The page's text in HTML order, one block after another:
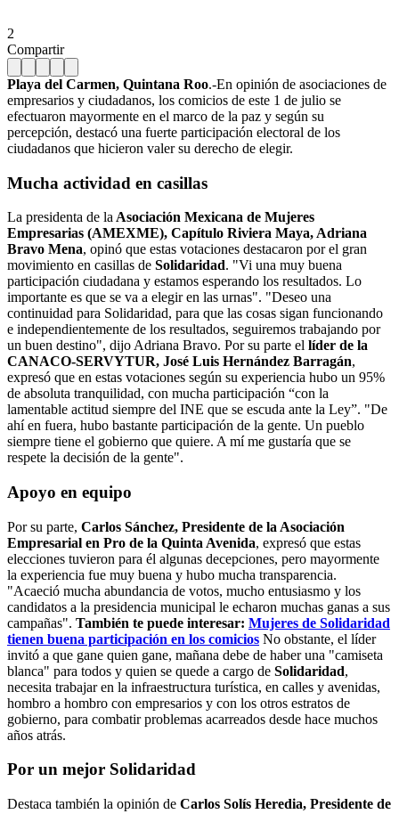
2
Compartir
Playa del Carmen, Quintana Roo.-En opinión de asociaciones de
empresarios y ciudadanos, los comicios de este 1 de julio se
efectuaron mayormente en el marco de la paz y según su
percepción, destacó una fuerte participación electoral de los
ciudadanos que hicieron valer su derecho de elegir.
Mucha actividad en casillas
La presidenta de la Asociación Mexicana de Mujeres
Empresarias (AMEXME), Capítulo Riviera Maya, Adriana
Bravo Mena, opinó que estas votaciones destacaron por el gran
movimiento en casillas de Solidaridad. "Vi una muy buena
participación ciudadana y estamos esperando los resultados. Lo
importante es que se va a elegir en las urnas". "Deseo una
continuidad para Solidaridad, para que las cosas sigan funcionando
e independientemente de los resultados, seguiremos trabajando por
un buen destino", dijo Adriana Bravo. Por su parte el líder de la
CANACO-SERVYTUR, José Luis Hernández Barragán,
expresó que en estas votaciones según su experiencia hubo un 95%
de absoluta tranquilidad, con mucha participación “con la
lamentable actitud siempre del INE que se escuda ante la Ley”. "De
ahí en fuera, hubo bastante participación de la gente. Un pueblo
siempre tiene el gobierno que quiere. A mí me gustaría que se
respete la decisión de la gente".
Apoyo en equipo
Por su parte, Carlos Sánchez, Presidente de la Asociación
Empresarial en Pro de la Quinta Avenida, expresó que estas
elecciones tuvieron para él algunas decepciones, pero mayormente
la experiencia fue muy buena y hubo mucha transparencia.
"Acaeció mucha abundancia de votos, mucho entusiasmo y los
candidatos a la presidencia municipal le echaron muchas ganas a sus
campañas". También te puede interesar: Mujeres de Solidaridad
tienen buena participación en los comicios No obstante, el líder
invitó a que gane quien gane, mañana debe de haber una "camiseta
blanca" para todos y quien se quede a cargo de Solidaridad,
necesita trabajar en la infraestructura turística, en calles y avenidas,
hombro a hombro con empresarios y con los otros estratos de
gobierno, para combatir problemas acarreados desde hace muchos
años atrás.
Por un mejor Solidaridad
Destaca también la opinión de Carlos Solís Heredia, Presidente de